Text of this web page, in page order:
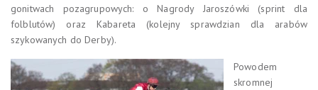
gonitwach pozagrupowych: o Nagrody Jaroszówki (sprint dla
folblutów) oraz Kabareta (kolejny sprawdzian dla arabów
szykowanych do Derby).
Powodem
skromnej